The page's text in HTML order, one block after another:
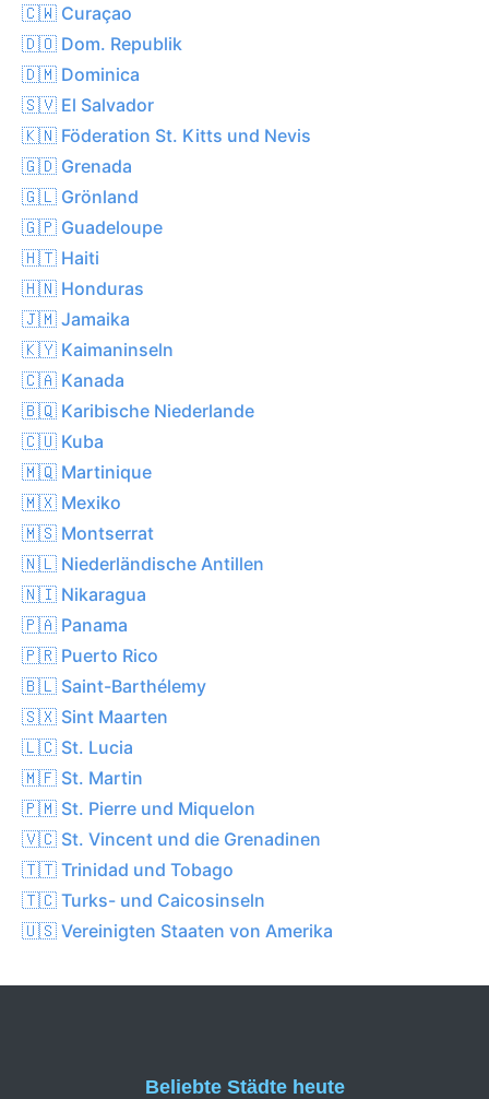
🇨🇼 Curaçao
🇩🇴 Dom. Republik
🇩🇲 Dominica
🇸🇻 El Salvador
🇰🇳 Föderation St. Kitts und Nevis
🇬🇩 Grenada
🇬🇱 Grönland
🇬🇵 Guadeloupe
🇭🇹 Haiti
🇭🇳 Honduras
🇯🇲 Jamaika
🇰🇾 Kaimaninseln
🇨🇦 Kanada
🇧🇶 Karibische Niederlande
🇨🇺 Kuba
🇲🇶 Martinique
🇲🇽 Mexiko
🇲🇸 Montserrat
🇳🇱 Niederländische Antillen
🇳🇮 Nikaragua
🇵🇦 Panama
🇵🇷 Puerto Rico
🇧🇱 Saint-Barthélemy
🇸🇽 Sint Maarten
🇱🇨 St. Lucia
🇲🇫 St. Martin
🇵🇲 St. Pierre und Miquelon
🇻🇨 St. Vincent und die Grenadinen
🇹🇹 Trinidad und Tobago
🇹🇨 Turks- und Caicosinseln
🇺🇸 Vereinigten Staaten von Amerika
Beliebte Städte heute